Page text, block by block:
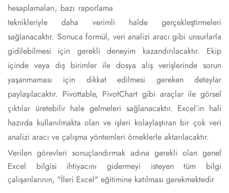
hesaplamaları, bazı raporlama
teknikleriyle daha verimli halde gerçekleştirmeleri
sağlanacaktır. Sonuca formül, veri analizi aracı gibi unsurlarla
gidilebilmesi için gerekli deneyim kazandırılacaktır. Ekip
içinde veya dış birimler ile dosya alış verişlerinde sorun
yaşanmaması için dikkat edilmesi gereken detaylar
paylaşılacaktır. Pivottable, PivotChart gibi araçlar ile görsel
çıktılar üretebilir hale gelmeleri sağlanacaktır. Excel’in hali
hazırda kullanılmakta olan ve işleri kolaylaştıran bir çok veri
analizi aracı ve çalışma yöntemleri örneklerle aktarılacaktır.
Verilen görevleri sonuçlandırmak adına gerekli olan genel
Excel bilgisi ihtiyacını gidermeyi isteyen tüm bilgi
çalışanlarının, "İleri Excel" eğitimine katılması gerekmektedir